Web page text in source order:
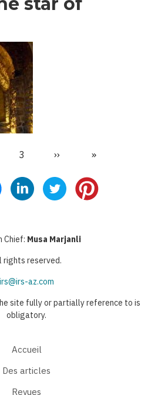
Page
3
Page
››
Dernière
»
Chief: Musa Marjanli
rights reserved.
irs@irs-az.com
site fully or partially reference to is
obligatory.
Accueil
Des articles
Revues